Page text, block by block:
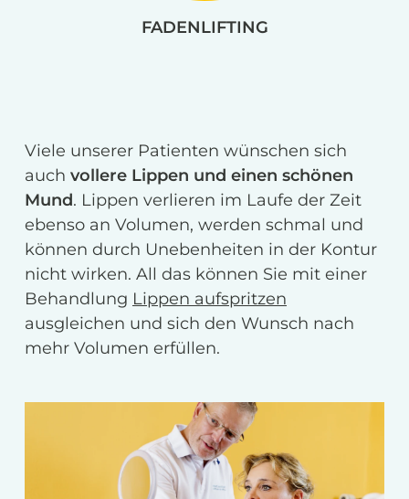
FADENLIFTING
Viele unserer Patienten wünschen sich
auch vollere Lippen und einen schönen
Mund. Lippen verlieren im Laufe der Zeit
ebenso an Volumen, werden schmal und
können durch Unebenheiten in der Kontur
nicht wirken. All das können Sie mit einer
Behandlung Lippen aufspritzen
ausgleichen und sich den Wunsch nach
mehr Volumen erfüllen.